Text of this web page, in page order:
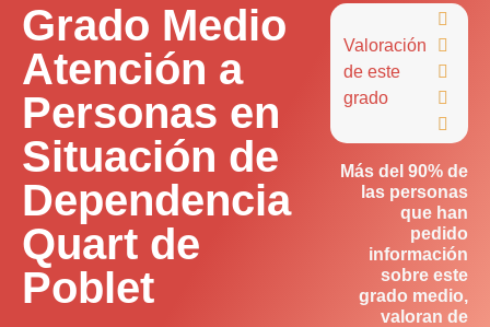
Grado Medio
Atención a
Personas en
Situación de
Dependencia
Quart de
Poblet
Valoración
de este
grado





Más del 90% de
las personas
que han
pedido
información
sobre este
grado medio,
valoran de